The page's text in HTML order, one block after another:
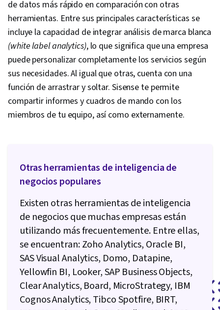
de datos más rápido en comparación con otras
herramientas. Entre sus principales características se
incluye la capacidad de integrar análisis de marca blanca
(white label analytics), lo que significa que una empresa
puede personalizar completamente los servicios según
sus necesidades. Al igual que otras, cuenta con una
función de arrastrar y soltar. Sisense te permite
compartir informes y cuadros de mando con los
miembros de tu equipo, así como externamente.
Otras herramientas de inteligencia de
negocios populares
Existen otras herramientas de inteligencia
de negocios que muchas empresas están
utilizando más frecuentemente. Entre ellas,
se encuentran: Zoho Analytics, Oracle BI,
SAS Visual Analytics, Domo, Datapine,
Yellowfin BI, Looker, SAP Business Objects,
Clear Analytics, Board, MicroStrategy, IBM
Cognos Analytics, Tibco Spotfire, BIRT,